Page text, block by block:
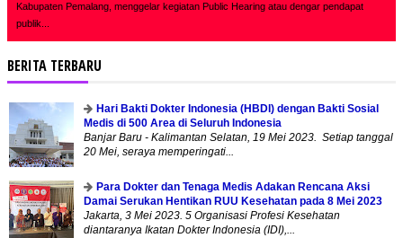
Kabupaten Pemalang, menggelar kegiatan Public Hearing atau dengar pendapat
publik...
BERITA TERBARU
Hari Bakti Dokter Indonesia (HBDI) dengan Bakti Sosial
Medis di 500 Area di Seluruh Indonesia
Banjar Baru - Kalimantan Selatan, 19 Mei 2023. Setiap tanggal
20 Mei, seraya memperingati...
Para Dokter dan Tenaga Medis Adakan Rencana Aksi
Damai Serukan Hentikan RUU Kesehatan pada 8 Mei 2023
Jakarta, 3 Mei 2023. 5 Organisasi Profesi Kesehatan
diantaranya Ikatan Dokter Indonesia (IDI),...